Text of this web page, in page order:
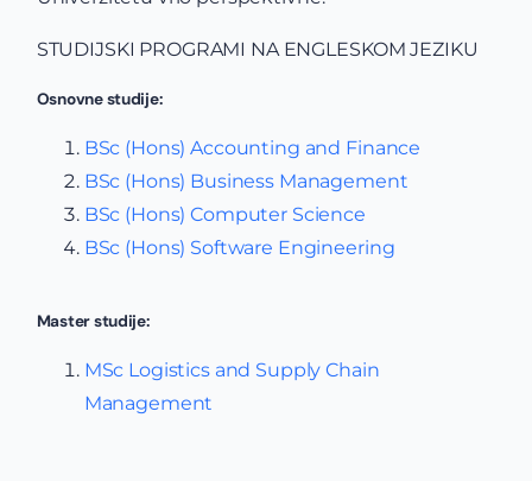
STUDIJSKI PROGRAMI NA ENGLESKOM JEZIKU
Osnovne studije:
BSc (Hons) Accounting and Finance
BSc (Hons) Business Management
BSc (Hons) Computer Science
BSc (Hons) Software Engineering
Master studije:
MSc Logistics and Supply Chain
Management